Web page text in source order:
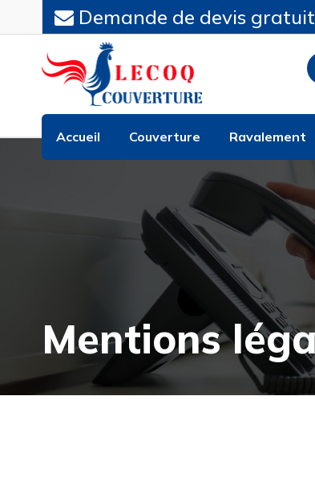
Demande de devis gratuit
Accueil Couverture Ravalement
Mentions